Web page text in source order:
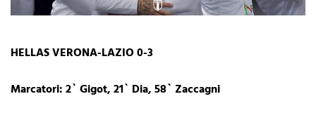
HELLAS VERONA-LAZIO 0-3
Marcatori: 2` Gigot, 21` Dia, 58` Zaccagni